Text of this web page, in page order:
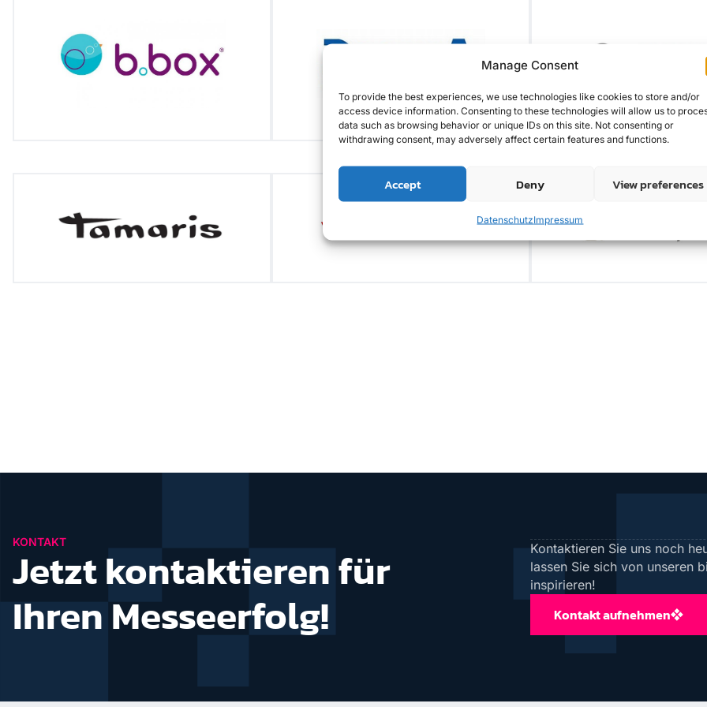
Manage Consent
To provide the best experiences, we use technologies like cookies to store and/or
access device information. Consenting to these technologies will allow us to
data such as browsing behavior or unique IDs on this site. Not consenting or
withdrawing consent, may adversely affect certain features and functions.
Accept Deny View preferences
DatenschutzImpressum
KONTAKT
Jetzt kontaktieren für
Ihren Messeerfolg!
Kontaktieren Sie uns noch
lassen Sie sich von unseren
inspirieren!
Kontakt aufnehmen